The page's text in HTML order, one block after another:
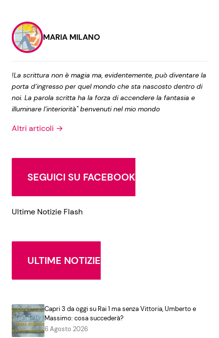
MARIA MILANO
!La scrittura non è magia ma, evidentemente, può diventare la
porta d’ingresso per quel mondo che sta nascosto dentro di
noi. La parola scritta ha la forza di accendere la fantasia e
illuminare l’interiorità" benvenuti nel mio mondo
Altri articoli →
SEGUICI SU FACEBOOK
Ultime Notizie Flash
ULTIME NOTIZIE
Capri 3 da oggi su Rai 1 ma senza Vittoria, Umberto e
Massimo: cosa succederà?
6 Agosto 2026